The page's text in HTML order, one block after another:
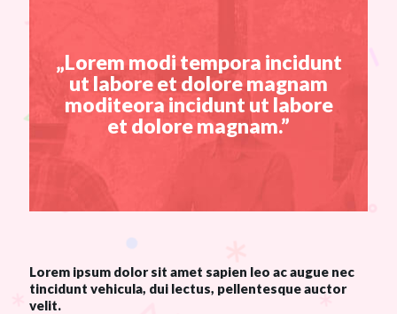
„Lorem modi tempora incidunt
ut labore et dolore magnam
moditeora incidunt ut labore
et dolore magnam.”
Lorem ipsum dolor sit amet sapien leo ac augue nec
tincidunt vehicula, dui lectus, pellentesque auctor
velit.